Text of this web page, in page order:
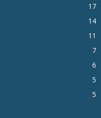
17
14
11
7
6
5
5